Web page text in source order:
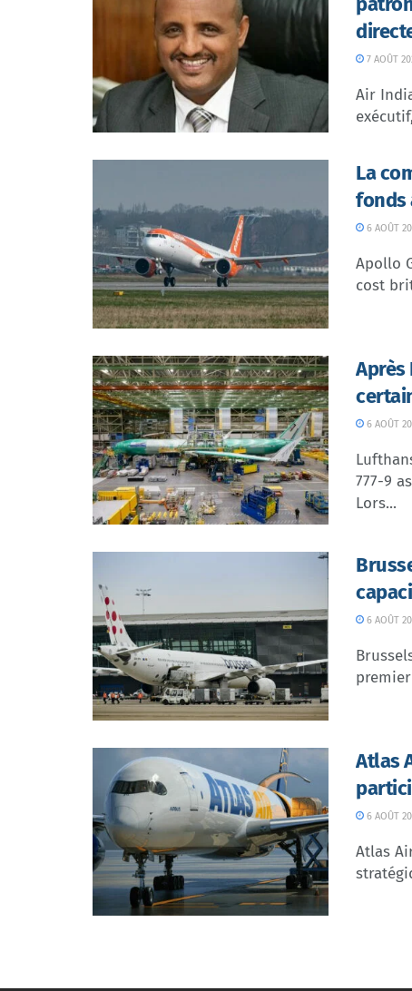
7 AOÛT
Air
La
fonds
6 AOÛT
Apollo
cost
Après
6 AOÛT
777-9
Lors...
6 AOÛT
Atlas
6 AOÛT
Atlas